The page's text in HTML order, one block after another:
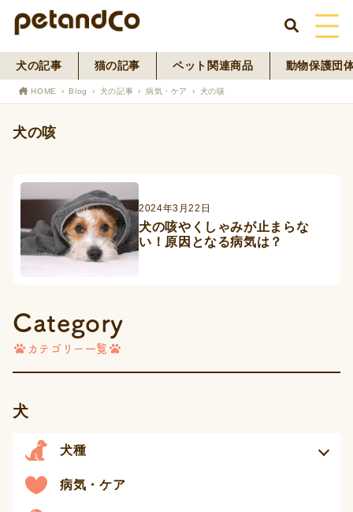
HOME
ペットフード事業
犬の記事 猫の記事 ペット関連商品 動物保護団
HOME Blog 犬の記事 病気・ケア 犬の咳
犬の咳
2024年3月22日
犬の咳やくしゃみが止まらな
い！原因となる病気は？
Category
カテゴリー一覧
犬
犬種
病気・ケア